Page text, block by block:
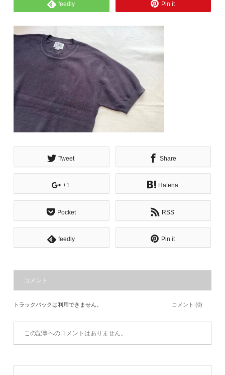
feedly Pin it
Tweet Share
+1 Hatena
Pocket RSS
feedly Pin it
コメント
トラックバックは利用できません。 コメント (0)
この記事へのコメントはありません。